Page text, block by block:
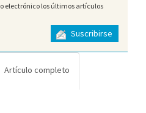
electrónico los últimos artículos
Suscribirse
Artículo completo